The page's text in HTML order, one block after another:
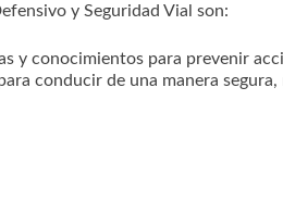
y Seguridad Vial son:
y conocimientos para prevenir
conducir de una manera segura,